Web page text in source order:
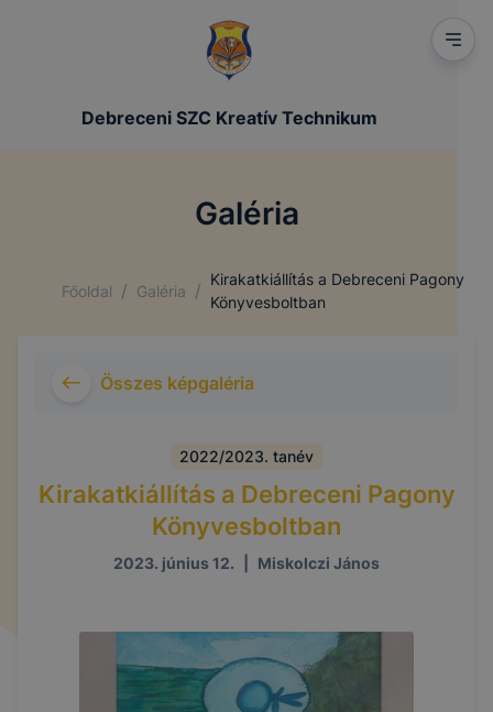
Debreceni SZC Kreatív Technikum
Galéria
Főoldal / Galéria /
Kirakatkiállítás a Debreceni Pagony
Könyvesboltban
Összes képgaléria
2022/2023. tanév
Kirakatkiállítás a Debreceni Pagony
Könyvesboltban
2023. június 12. Miskolczi János